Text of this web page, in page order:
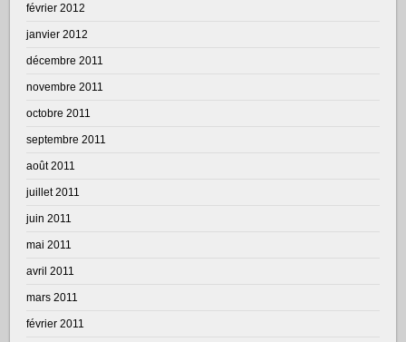
février 2012
janvier 2012
décembre 2011
novembre 2011
octobre 2011
septembre 2011
août 2011
juillet 2011
juin 2011
mai 2011
avril 2011
mars 2011
février 2011